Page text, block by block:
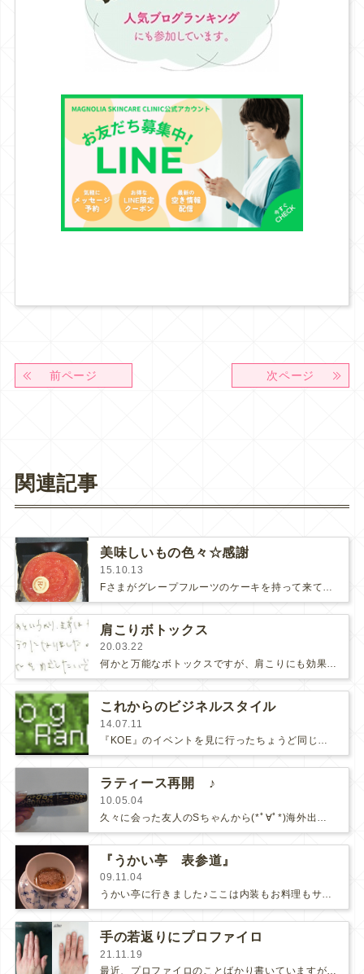
前ページ 次ページ
関連記事
美味しいもの色々☆感謝
15.10.13
肩こりボトックス
20.03.22
何かと万能なボトックスですが、肩こりにも効果があります。肩こりがひどくてしょっちゅう薬を飲まないといけない、マッサージやストレ…
これからのビジネルスタイル
14.07.11
『KOE』のイベントを見に行ったちょうど同じ日の夜、カンブリア宮殿ではサラヤが特集されていました。サラヤはヤシノミ洗剤で有名です…
ラティース再開 ♪
10.05.04
『うかい亭 表参道』
09.11.04
うかい亭に行きました♪ここは内装もお料理もサービスもロケーションも大好きです。トリュフののった茶碗蒸し海老。全く臭みがなく…
手の若返りにプロファイロ
21.11.19
最近、プロファイロのことばかり書いていますが、8月に導入して３ヶ月で症例数は200人を超え、症例数を重ねるにつれ、プロファイロの…